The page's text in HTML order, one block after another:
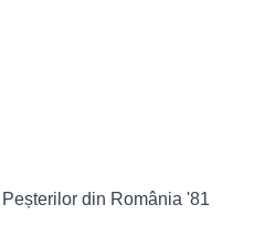
din România '81